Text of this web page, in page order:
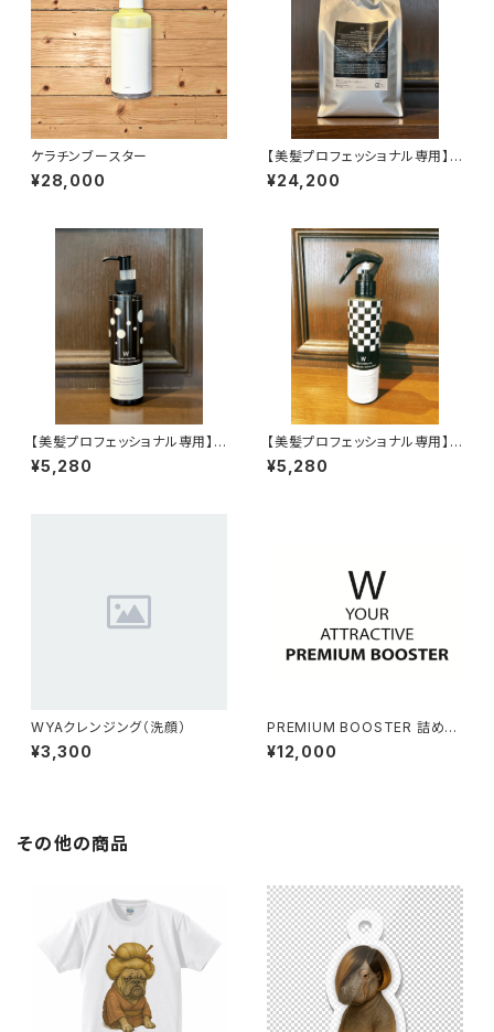
ケラチンブースター
¥28,000
【美髪プロフェッショナル専用】
W YOUR ATTRACTIVE ミス
ト
¥24,200
【美髪プロフェッショナル専用】
W YOUR ATTRACTIVE シャ
ンプー 200ml
¥5,280
【美髪プロフェッショナル専用】
W YOUR ATTRACTIVE ミス
ト
¥5,280
WYAクレンジング（洗顔）
¥3,300
PREMIUM BOOSTER 詰め替
え
¥12,000
その他の商品